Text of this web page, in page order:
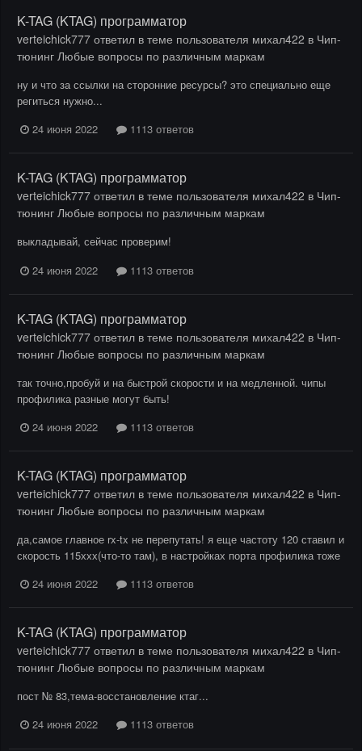
K-TAG (KTAG) программатор
verteichick777 ответил в теме пользователя михал422 в Чип-
тюнинг Любые вопросы по различным маркам
ну и что за ссылки на сторонние ресурсы? это специально еще
региться нужно...
24 июня 2022
1113 ответов
K-TAG (KTAG) программатор
verteichick777 ответил в теме пользователя михал422 в Чип-
тюнинг Любые вопросы по различным маркам
выкладывай, сейчас проверим!
24 июня 2022
1113 ответов
K-TAG (KTAG) программатор
verteichick777 ответил в теме пользователя михал422 в Чип-
тюнинг Любые вопросы по различным маркам
так точно,пробуй и на быстрой скорости и на медленной. чипы
профилика разные могут быть!
24 июня 2022
1113 ответов
K-TAG (KTAG) программатор
verteichick777 ответил в теме пользователя михал422 в Чип-
тюнинг Любые вопросы по различным маркам
да,самое главное rx-tx не перепутать! я еще частоту 120 ставил и
скорость 115ххх(что-то там), в настройках порта профилика тоже
24 июня 2022
1113 ответов
K-TAG (KTAG) программатор
verteichick777 ответил в теме пользователя михал422 в Чип-
тюнинг Любые вопросы по различным маркам
пост № 83,тема-восстановление ктаг...
24 июня 2022
1113 ответов